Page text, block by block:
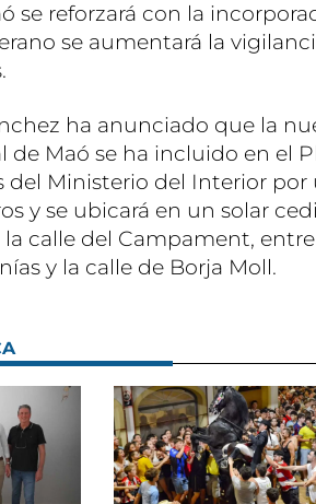
se reforzará con la
se aumentará la
ha anunciado que la
de Maó se ha incluido en el
del Ministerio del Interior por
y se ubicará en un solar
calle del Campament,
y la calle de Borja Moll.